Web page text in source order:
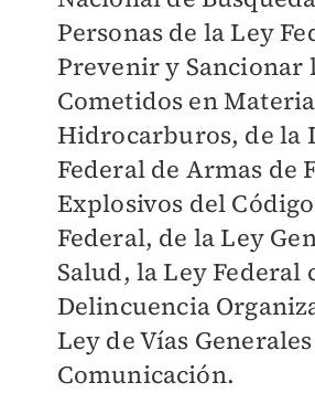
Personas de la Ley
Prevenir y Sancionar
Cometidos en
Hidrocarburos, de la
Federal de Armas de
Explosivos del
Federal, de la Ley
Salud, la Ley Federal
Delincuencia
Ley de Vías
Comunicación.